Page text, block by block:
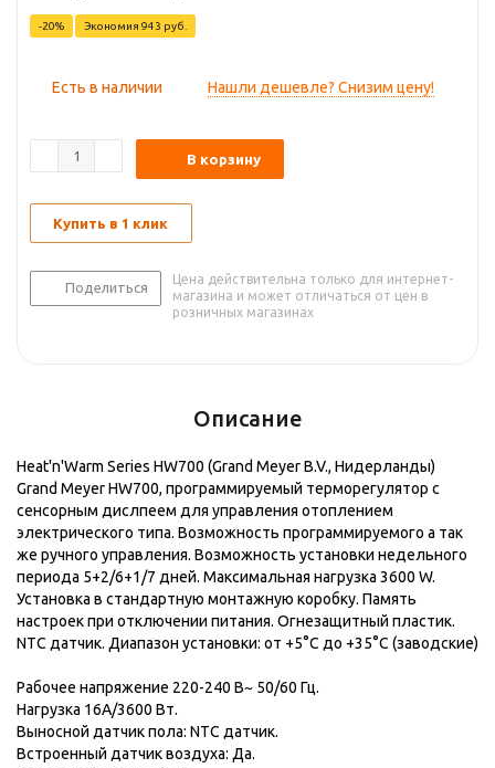
-20% Экономия 943 руб.
Есть в наличии Нашли дешевле? Снизим цену!
В корзину
Купить в 1 клик
Поделиться
Цена действительна только для интернет-
магазина и может отличаться от цен в
розничных магазинах
Описание
Heat'n'Warm Series HW700 (Grand Meyer B.V., Нидерланды)
Grand Meyer HW700, программируемый терморегулятор c
сенсорным дислпеем для управления отоплением
электрического типа. Возможность программируемого а так
же ручного управления. Возможность установки недельного
периода 5+2/6+1/7 дней. Максимальная нагрузка 3600 W.
Установка в стандартную монтажную коробку. Память
настроек при отключении питания. Огнезащитный пластик.
NTC датчик. Диапазон установки: от +5°С до +35°С (заводские)
Рабочее напряжение 220-240 В~ 50/60 Гц.
Нагрузка 16А/3600 Вт.
Выносной датчик пола: NTC датчик.
Встроенный датчик воздуха: Да.